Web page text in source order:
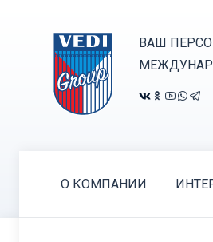
ВАШ
О КОМПАНИИ